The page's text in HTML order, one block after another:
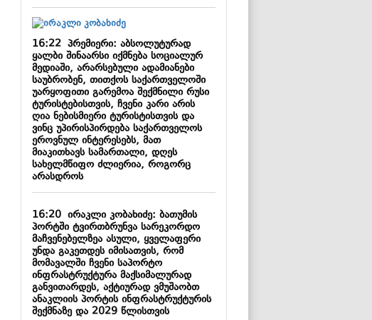
16:22პრემიერი: აბსოლუტურად
ყალბი შინაარსი იქმნება სოციალურ
მედიაში, არარსებული ადამიანები
საუბრობენ, თითქოს საქართველოში
უარყოფითი გარემოა შექმნილი რუსი
ტურისტებისთვის, ჩვენი კარი არის
ღია ნებისმიერი ტურისტისთვის და
ვინც უპირისპირდება საქართველოს
ეროვნულ ინტერესებს, მათ
მიაკითხავს სამართალი, დღეს
სახელმწიფო ძლიერია, როგორც
არასდროს
16:20ირაკლი კობახიძე: ბათუმის
პორტში ტვირთბრუნვა სარეკორდო
მაჩვენებელზეა ასული, ყველაფერი
უნდა გაკეთდეს იმისათვის, რომ
მომავალში ჩვენი საპორტო
ინფრასტრუქტურა მაქსიმალურად
განვითარდეს, აქტიურად ვმუშაობთ
ანაკლიის პორტის ინფრასტრუქტურის
შექმნაზე და 2029 წლისთვის